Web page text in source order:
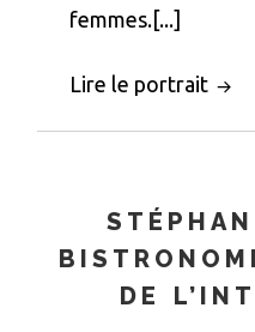
femmes.[...]
Lire le portrait
DE